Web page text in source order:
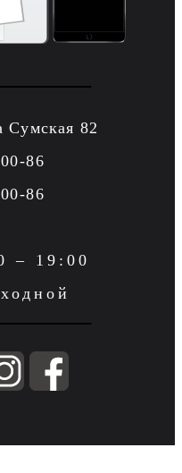
Сумская 82
86
86
– 19:00